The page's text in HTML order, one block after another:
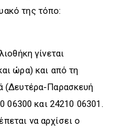
της τόπο:
γίνεται
ώρα) και από τη
(Δευτέρα-Παρασκευή
06300 και 24210 06301.
να αρχίσει ο